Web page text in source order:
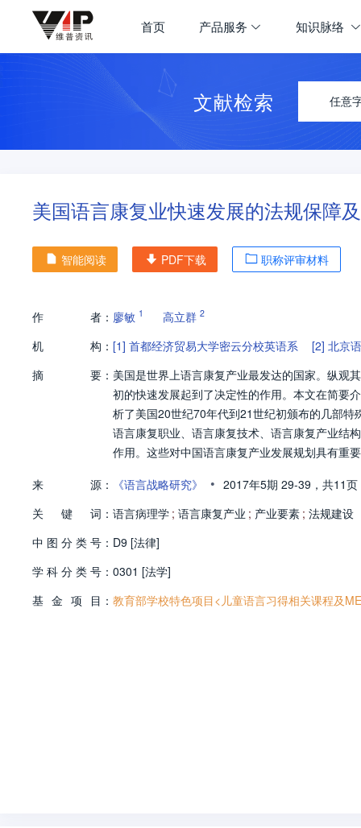
首页 产品服务 知识脉络
文献检索 任意
美国语言康复业快速发展的法规保障
智能阅读 PDF下载 职称评审材料
作 者： 廖敏 1 高立群 2
机 构： [1] 首都经济贸易大学密云分校英语系 [2] 北京
摘
要： 美国是世界上语言康复产业最发达的国家。纵观
初的快速发展起到了决定性的作用。本文在简要
析了美国20世纪70年代到21世纪初颁布的几部
语言康复职业、语言康复技术、语言康复产业结
作用。这些对中国语言康复产业发展规划具有重
来
源： 《语言战略研究》 • 2017年5期 29-39， 共11页
关
键 词： 语言病理学 ; 语言康复产业 ; 产业要素 ; 法规建设
中 图 分 类 号： D9 [法律]
学 科 分 类 号： 0301 [法学]
基 金 项 目： 教育部学校特色项目<儿童语言习得相关课程及